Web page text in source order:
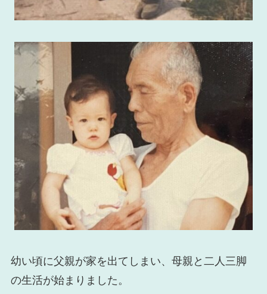
幼い頃に父親が家を出てしまい、母親と二人三脚
の生活が始まりました。